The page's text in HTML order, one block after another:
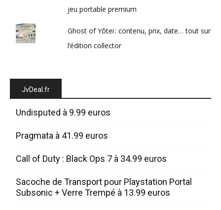
jeu portable premium
Ghost of Yōtei : contenu, prix, date… tout sur
l’édition collector
JvDeal.fr
Undisputed à 9.99 euros
Pragmata à 41.99 euros
Call of Duty : Black Ops 7 à 34.99 euros
Sacoche de Transport pour Playstation Portal
Subsonic + Verre Trempé à 13.99 euros